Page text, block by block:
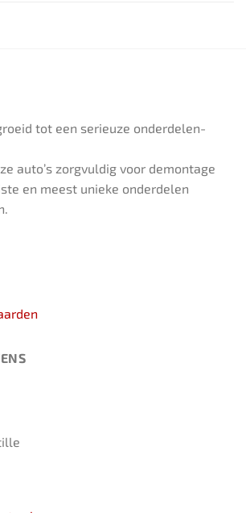
tot een serieuze onderdelen-
auto’s zorgvuldig voor demontage
en meest unieke onderdelen